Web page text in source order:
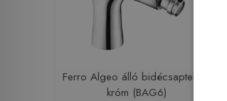
Ferro Algeo álló bidécsaptelep,
króm (BAG6)